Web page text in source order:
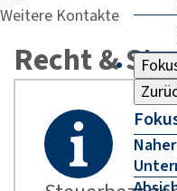
Weitere Kontakte
Recht &